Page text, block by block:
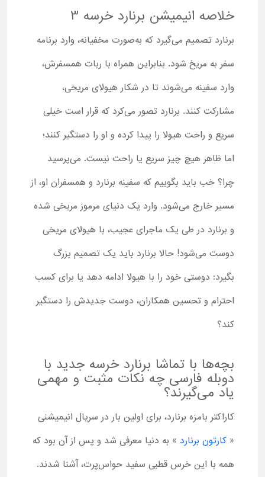
خلاصه انیمیشن برنارد خرسه 3
برنارد تصمیم می‌گیرد که به‌صورت مخفیانه، وارد برنامه
سفر به مریخ شود. بنابراین همراه با ربات همسفرش،
وارد سفینه می‌شوند تا در شکار هیولای مریخی،
مشارکت کنند. برنارد تصور می‌کرد که قرار است خیلی
سریع و راحت هیولا را پیدا کرده و او را دستگیر کنند؛
اما ظاهر هیچ چیز سریع یا راحت نیست. می‌پرسید
چرا؟ خب باید بگوییم که سفینه برنارد و همسفران او، از
مسیر خارج می‌شود. وارد یک دنیای مرموز مریخی شده
و برنارد در طی یک ماجرای عجیب، با هیولای مریخی
دوست می‌شود! حالا برنارد باید یک تصمیم بزرگ
بگیرد: دوستی خود را با هیولا ادامه دهد یا برای کسب
احترام و تحسین همکاران، دوست جدیدش را دستگیر
کند؟
بچه‌ها با تماشا برنارد خرسه جدید با
دوبله فارسی چه نکات مثبت و مهمی
یاد می‌گیرند؟
کاراکتر بامزه برنارد، برای اولین بار در سریال انیمیشنی
« کارتون برنارد » به دنیا معرفی شد و پس از آن بود که
همه با این خرس قطبی سفید حواس‌پرت، آشنا شدند.